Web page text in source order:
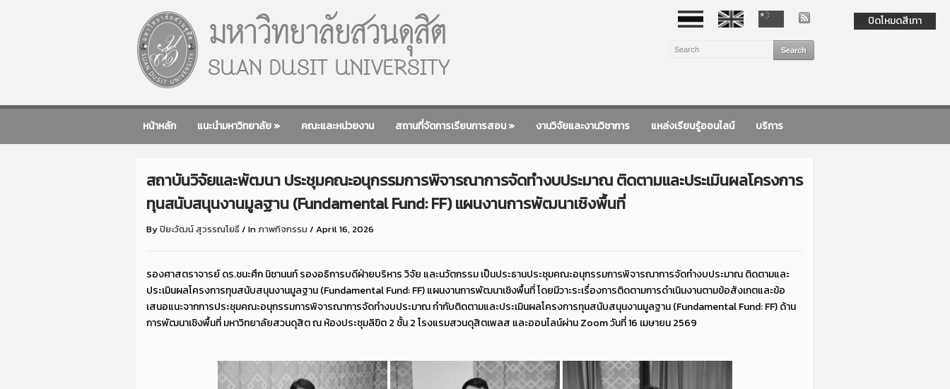
หน้าหลัก แนะนำมหาวิทยาลัย» คณะและหน่วยงาน สถานที่จัดการเรียนการสอน» งานวิจัยและงานวิชาการ แหล่งเรียนรู้ออนไลน์ บริการ
สถาบันวิจัยและพัฒนา ประชุมคณะอนุกรรมการพิจารณาการจัดทำงบประมาณ ติดตามและประเมินผลโครงการ
ทุนสนับสนุนงานมูลฐาน (Fundamental Fund: FF) แผนงานการพัฒนาเชิงพื้นที่
Byปิยะวัฒน์ สุวรรณโยธี/ Inภาพกิจกรรม / April 16, 2026
รองศาสตราจารย์ ดร.ชนะศึก นิชานนท์ รองอธิการบดีฝ่ายบริหาร วิจัย และนวัตกรรม เป็นประธานประชุมคณะอนุกรรมการพิจารณาการจัดทำงบประมาณ ติดตามและ
ประเมินผลโครงการทุนสนับสนุนงานมูลฐาน (Fundamental Fund: FF) แผนงานการพัฒนาเชิงพื้นที่ โดยมีวาะระเรื่องการติดตามการดำเนินงานตามข้อสังเกตและข้อ
เสนอแนะจากการประชุมคณะอนุกรรมการพิจารณาการจัดทำงบประมาณ กำกับติดตามและประเมินผลโครงการทุนสนับสนุนงานมูลฐาน (Fundamental Fund: FF) ด้าน
การพัฒนาเชิงพื้นที่ มหาวิทยาลัยสวนดุสิต ณ ห้องประชุมลิขิต 2 ชั้น 2 โรงแรมสวนดุสิตเพลส และออนไลน์ผ่าน Zoom วันที่ 16 เมษายน 2569
ปิดโหมดสีเทา